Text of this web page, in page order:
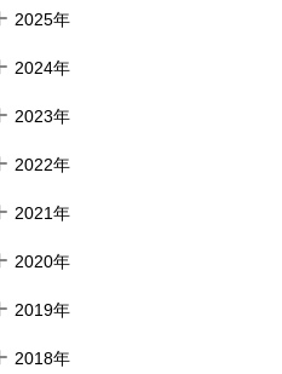
2025年
2024年
2023年
2022年
2021年
2020年
2019年
2018年